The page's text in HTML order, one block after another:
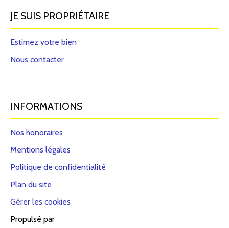
JE SUIS PROPRIÉTAIRE
Estimez votre bien
Nous contacter
INFORMATIONS
Nos honoraires
Mentions légales
Politique de confidentialité
Plan du site
Gérer les cookies
Propulsé par